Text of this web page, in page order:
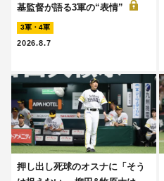
基監督が語る3軍の“表情”
3軍・4軍
2026.8.7
押し出し死球のオスナに「そう